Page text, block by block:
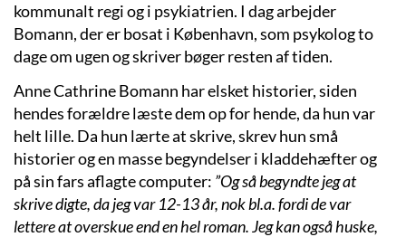
kommunalt regi og i psykiatrien. I dag arbejder
Bomann, der er bosat i København, som psykolog to
dage om ugen og skriver bøger resten af tiden.
Anne Cathrine Bomann har elsket historier, siden
hendes forældre læste dem op for hende, da hun var
helt lille. Da hun lærte at skrive, skrev hun små
historier og en masse begyndelser i kladdehæfter og
på sin fars aflagte computer: ”Og så begyndte jeg at
skrive digte, da jeg var 12-13 år, nok bl.a. fordi de var
lettere at overskue end en hel roman. Jeg kan også huske,